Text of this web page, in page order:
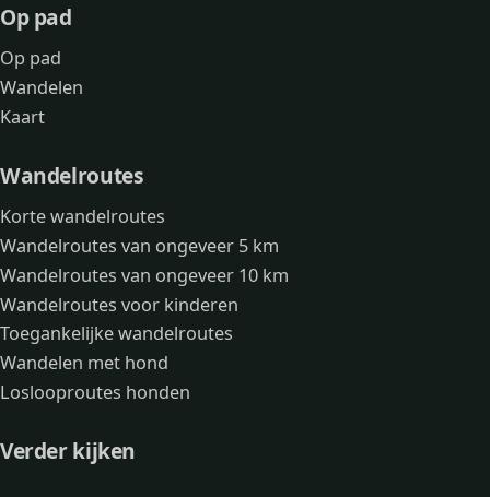
Op pad
Op pad
Wandelen
Kaart
Wandelroutes
Korte wandelroutes
Wandelroutes van ongeveer 5 km
Wandelroutes van ongeveer 10 km
Wandelroutes voor kinderen
Toegankelijke wandelroutes
Wandelen met hond
Loslooproutes honden
Verder kijken